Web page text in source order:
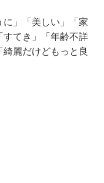
」「美しい」「家
てき」「年齢不詳
麗だけどもっと良